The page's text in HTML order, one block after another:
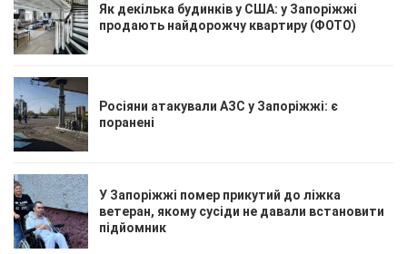
Як декілька будинків у США: у Запоріжжі
продають найдорожчу квартиру (ФОТО)
Росіяни атакували АЗС у Запоріжжі: є
поранені
У Запоріжжі помер прикутий до ліжка
ветеран, якому сусіди не давали встановити
підйомник